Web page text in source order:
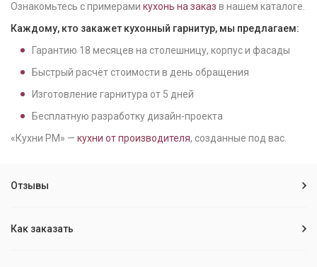
Ознакомьтесь с примерами кухонь на заказ в нашем каталоге.
Каждому, кто закажет кухонный гарнитур, мы предлагаем:
Гарантию 18 месяцев на столешницу, корпус и фасады
Быстрый расчёт стоимости в день обращения
Изготовление гарнитура от 5 дней
Бесплатную разработку дизайн-проекта
«Кухни РМ» — кухни от производителя, созданные под вас.
Отзывы
Как заказать